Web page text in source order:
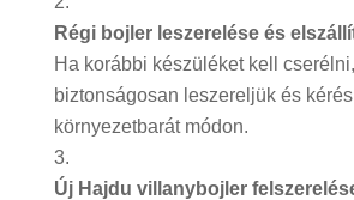
Régi bojler leszerelése és
Ha korábbi készüléket kell
biztonságosan leszereljük és
környezetbarát módon.
Új Hajdu villanybojler